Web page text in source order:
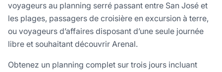
voyageurs au planning serré passant entre San José et
les plages, passagers de croisière en excursion à terre,
ou voyageurs d’affaires disposant d’une seule journée
libre et souhaitant découvrir Arenal.
Obtenez un planning complet sur trois jours incluant